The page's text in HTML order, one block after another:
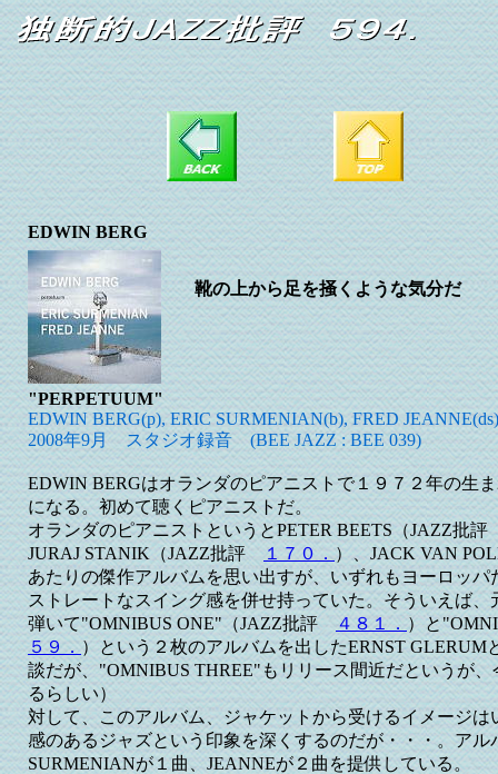
EDWIN BERG
靴の上から足を掻くような気分だ
"PERPETUUM"
EDWIN BERG(p), ERIC SURMENIAN(b), FRED JEANNE(ds)
2008年9月 スタジオ録音 (BEE JAZZ : BEE 039)
EDWIN BERGはオランダのピアニストで１９７２年の生
になる。初めて聴くピアニストだ。
オランダのピアニストというとPETER BEETS（JAZZ批
JURAJ STANIK（JAZZ批評
１７０． ）、JACK VAN
あたりの傑作アルバムを思い出すが、いずれもヨーロッ
ストレートなスイング感を併せ持っていた。そういえば
弾いて"OMNIBUS ONE"（JAZZ批評
４８１．）と
５９． ）という２枚のアルバムを出したERNST GLERUM
談だが、"OMNIBUS THREE"もリリース間近だというが
るらしい）
対して、このアルバム、ジャケットから受けるイメージ
感のあるジャズという印象を深くするのだが・・・。アル
SURMENIANが１曲、JEANNEが２曲を提供している。